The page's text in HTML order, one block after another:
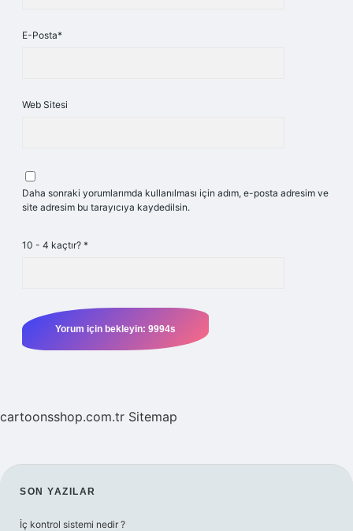
E-Posta*
Web Sitesi
Daha sonraki yorumlarımda kullanılması için adım, e-posta adresim ve
site adresim bu tarayıcıya kaydedilsin.
10 - 4 kaçtır? *
cartoonsshop.com.tr Sitemap
SIDEBAR
SON YAZILAR
İç kontrol sistemi nedir ?